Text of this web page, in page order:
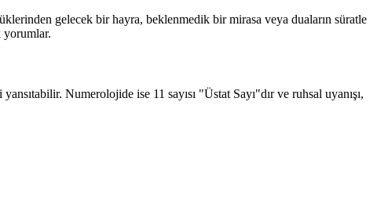
gelecek bir hayra, beklenmedik bir mirasa veya duaların süratle
yorumlar.
Numerolojide ise 11 sayısı "Üstat Sayı"dır ve ruhsal uyanışı,